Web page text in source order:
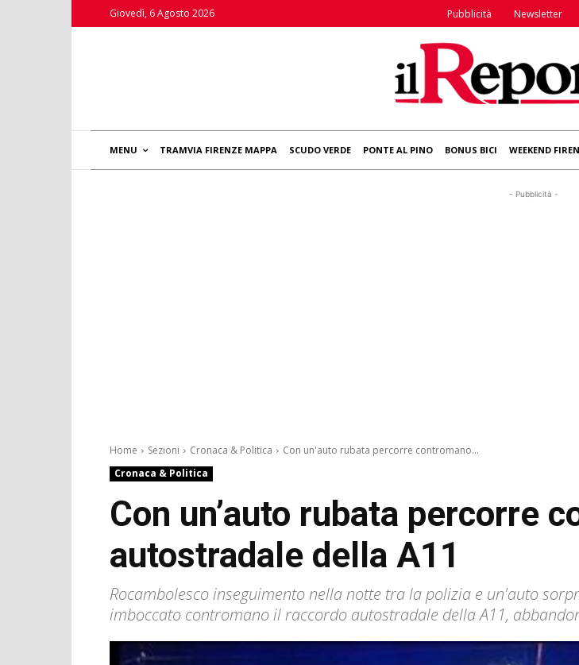
Giovedì, 6 Agosto 2026 Pubblicità Newsletter
MENU TRAMVIA FIRENZE MAPPA SCUDO VERDE PONTE AL PINO BONUS BICI WEEKEND
- Pubblicità -
Home Sezioni Cronaca & Politica
Con un'auto rubata percorre contromano...
Cronaca & Politica
Con un’auto rubata percorre
autostradale della A11
Rocambolesco inseguimento nella notte tra la polizia e un'auto
imboccato contromano il raccordo autostradale della A11,